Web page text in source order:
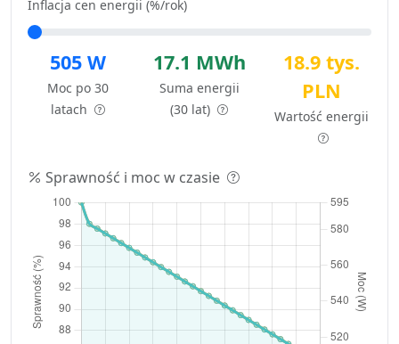
Inflacja cen energii (%/rok)
505 W
Moc po 30
latach
17.1 MWh
Suma energii
(30 lat)
18.9 tys.
PLN
Wartość energii
Sprawność i moc w czasie